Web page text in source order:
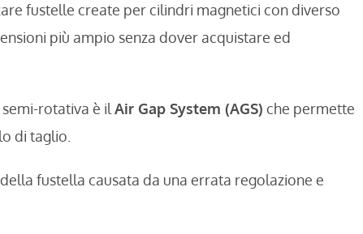
fustelle create per cilindri magnetici con diverso
più ampio senza dover acquistare ed
rotativa è il Air Gap System (AGS) che permette
di taglio.
fustella causata da una errata regolazione e